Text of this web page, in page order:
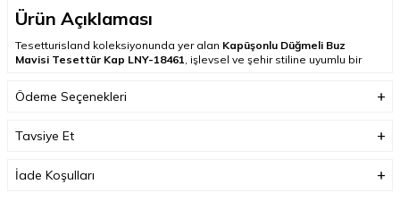
Ürün Açıklaması
Tesetturisland koleksiyonunda yer alan Kapüşonlu Düğmeli Buz
Mavisi Tesettür Kap LNY-18461, işlevsel ve şehir stiline uyumlu bir
düğmeli ve yanlardan ceplidir.
Günlük şehir hayatında, işe giderken, seyahatte ve mevsim geçişi
oluşturulabilir.
Ödeme Seçenekleri
Tavsiye Et
İade Koşulları